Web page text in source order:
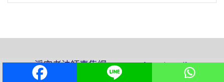
淨空老法師專集網 www.amtb.tw / email:
amtb@amtb.tw / 建站日:1995.12.1 / 蘇ICP備06004660